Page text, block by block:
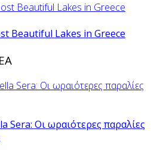
Beautiful Lakes in Greece
Sera: Οι ωραιότερες παραλίες